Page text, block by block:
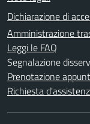
Dichiarazione di
Amministrazione
Leggi le FAQ
Segnalazione
Prenotazione
Richiesta